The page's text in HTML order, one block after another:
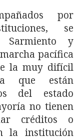
por
se
Sarmiento y
pacífica
la muy difícil
que están
del estado
no tienen
créditos o
la institución